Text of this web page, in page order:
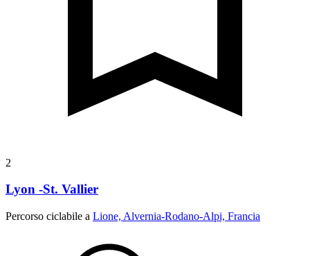
2
Lyon -St. Vallier
Percorso ciclabile a Lione, Alvernia-Rodano-Alpi, Francia